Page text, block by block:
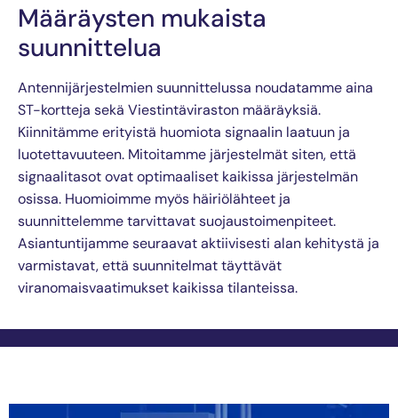
Määräysten mukaista
suunnittelua
Antennijärjestelmien suunnittelussa noudatamme aina
ST-kortteja sekä Viestintäviraston määräyksiä.
Kiinnitämme erityistä huomiota signaalin laatuun ja
luotettavuuteen. Mitoitamme järjestelmät siten, että
signaalitasot ovat optimaaliset kaikissa järjestelmän
osissa. Huomioimme myös häiriölähteet ja
suunnittelemme tarvittavat suojaustoimenpiteet.
Asiantuntijamme seuraavat aktiivisesti alan kehitystä ja
varmistavat, että suunnitelmat täyttävät
viranomaisvaatimukset kaikissa tilanteissa.